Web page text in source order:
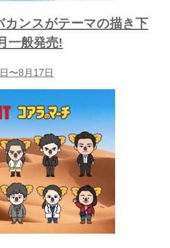
カンスがテーマの描き下
一般発売!
〜8月17日